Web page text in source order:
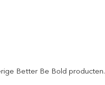
Better Be Bold producten.